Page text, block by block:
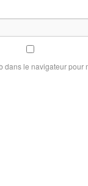
dans le navigateur pour